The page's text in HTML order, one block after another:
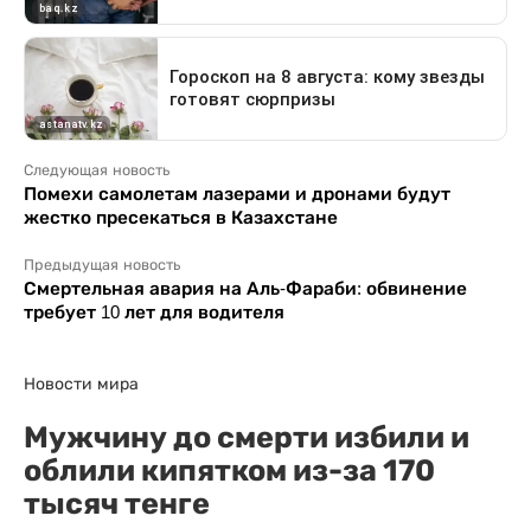
Следующая новость
Помехи самолетам лазерами и дронами будут
жестко пресекаться в Казахстане
Предыдущая новость
Смертельная авария на Аль-Фараби: обвинение
требует 10 лет для водителя
Новости мира
Мужчину до смерти избили и
облили кипятком из-за 170
тысяч тенге